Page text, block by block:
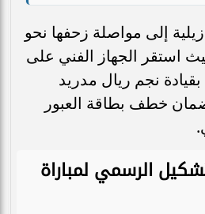
إلى مواصلة زحفها نحو
استقر الجهاز الفني على
بقيادة نجم ريال مدريد
خطف بطاقة العبور
الرسمي لمباراة